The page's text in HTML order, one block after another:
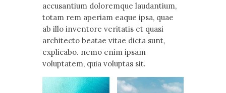
accusantium doloremque laudantium,
totam rem aperiam eaque ipsa, quae
ab illo inventore veritatis et quasi
architecto beatae vitae dicta sunt,
explicabo. nemo enim ipsam
voluptatem, quia voluptas sit.